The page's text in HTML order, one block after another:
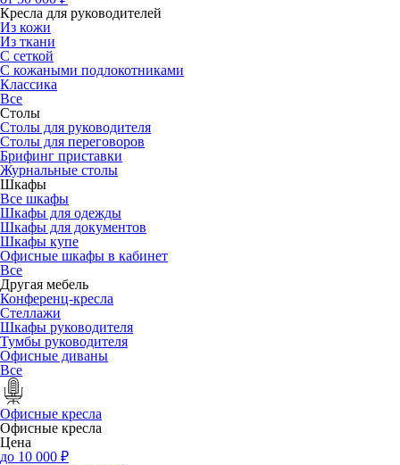
Кресла для руководителей
Из кожи
Из ткани
С сеткой
С кожаными подлокотниками
Классика
Все
Столы
Столы для руководителя
Столы для переговоров
Брифинг приставки
Журнальные столы
Шкафы
Все шкафы
Шкафы для одежды
Шкафы для документов
Шкафы купе
Офисные шкафы в кабинет
Все
Другая мебель
Конференц-кресла
Стеллажи
Шкафы руководителя
Тумбы руководителя
Офисные диваны
Все
Офисные кресла
Офисные кресла
Цена
до 10 000 ₽